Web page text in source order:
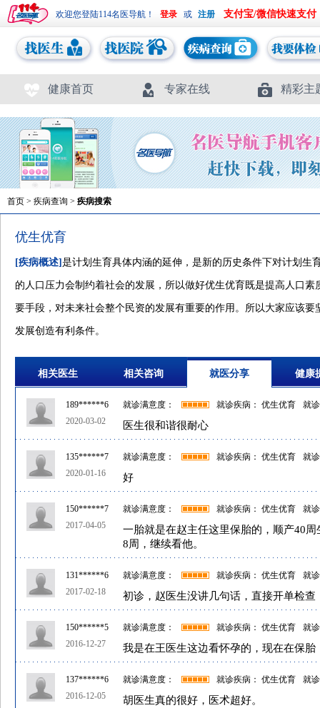
欢迎您登陆114名医导航！ 或 支付宝/微信快速支付
健康首页 专家在线 精彩主
首页 > 疾病查询 > 疾病搜索
优生优育
[疾病概述] 是计划生育具体内涵的延伸，是新的历史条件下对计划生
的人口压力会制约着社会的发展，所以做好优生优育既是提高人口
要手段，对未来社会整个民资的发展有重要的作用。所以大家应该
发展创造有利条件。
相关医生 相关咨询 就医分享 健康
189******6
2020-03-02
就诊满意度： 就诊疾病： 优生优育 就
医生很和谐很耐心
135******7
2020-01-16
就诊满意度： 就诊疾病： 优生优育 就
好
150******7
2017-04-05
就诊满意度： 就诊疾病： 优生优育 就
一胎就是在赵主任这里保胎的，顺产40
8周，继续看他。
131******6
2017-02-18
就诊满意度： 就诊疾病： 优生优育 就
初诊，赵医生没讲几句话，直接开单检查
150******5
2016-12-27
就诊满意度： 就诊疾病： 优生优育 就
我是在王医生这边看怀孕的，现在在保
137******6
2016-12-05
就诊满意度： 就诊疾病： 优生优育 就
胡医生真的很好，医术超好。